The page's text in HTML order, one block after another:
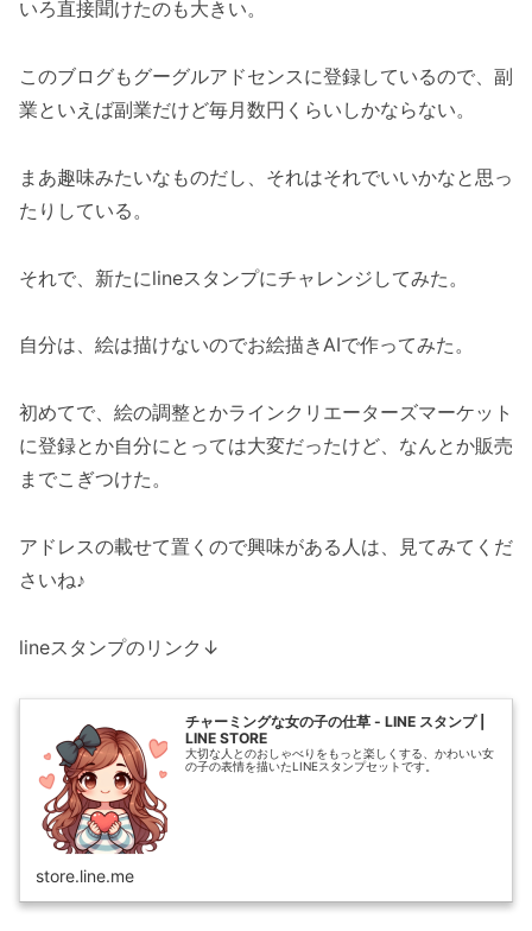
いろ直接聞けたのも大きい。
このブログもグーグルアドセンスに登録しているので、副
業といえば副業だけど毎月数円くらいしかならない。
まあ趣味みたいなものだし、それはそれでいいかなと思っ
たりしている。
それで、新たにlineスタンプにチャレンジしてみた。
自分は、絵は描けないのでお絵描きAIで作ってみた。
初めてで、絵の調整とかラインクリエーターズマーケット
に登録とか自分にとっては大変だったけど、なんとか販売
までこぎつけた。
アドレスの載せて置くので興味がある人は、見てみてくだ
さいね♪
lineスタンプのリンク↓
チャーミングな女の子の仕草 - LINE スタンプ |
LINE STORE
大切な人とのおしゃべりをもっと楽しくする、かわいい女
の子の表情を描いたLINEスタンプセットです。
store.line.me